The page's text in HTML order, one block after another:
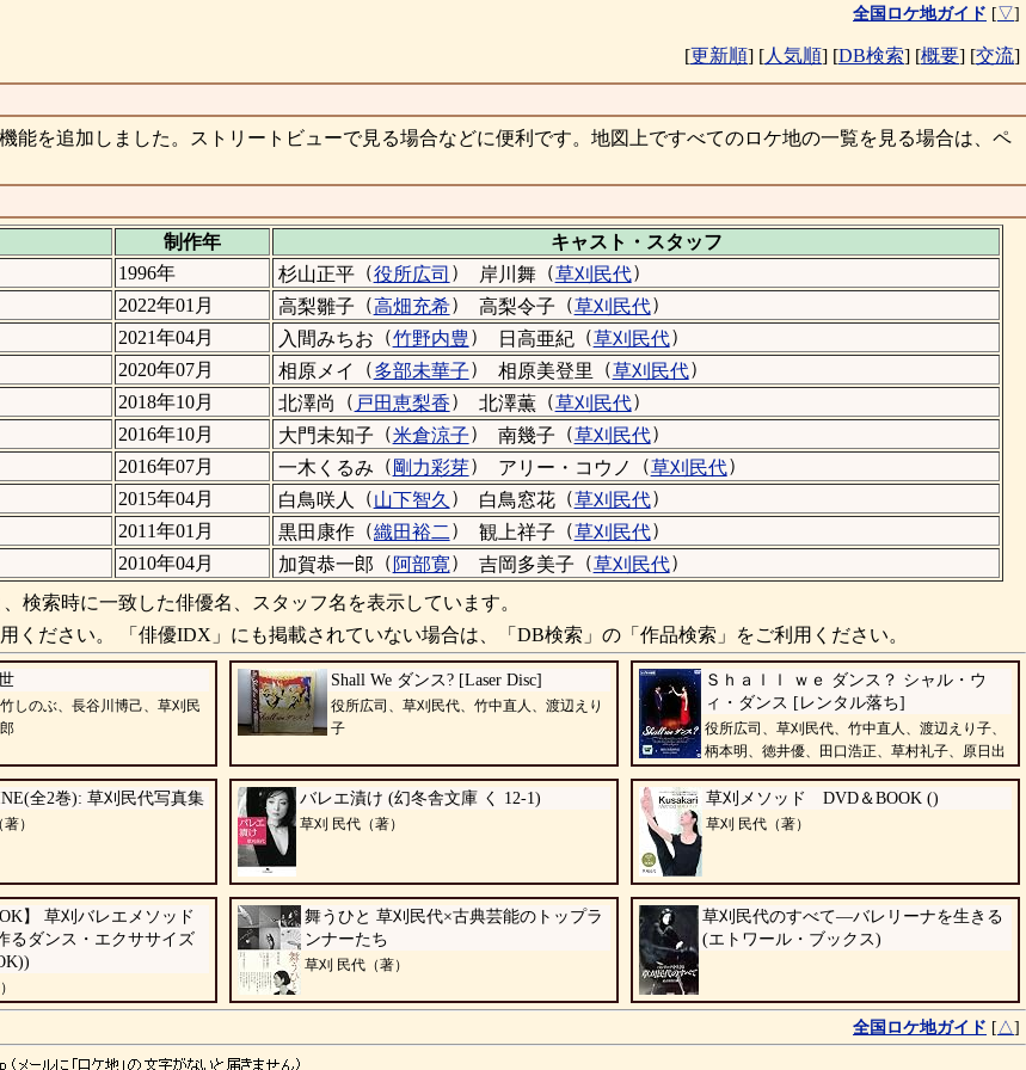
全国ロケ地ガイド [▽]
[更新順] [人気順] [DB検索] [概要] [交流]
能を追加しました。ストリートビューで見る場合などに便利です。地図上ですべてのロケ地の一覧を見る場合は、ペ
制作年 キャスト・ スタッフ
1996年 杉山正平（役所広司 ） 岸川舞（草刈民代）
2022年01月 高梨雛子 （高畑充希） 高梨令子 （草刈民代）
2021年04月 入間みちお （竹野内豊） 日高亜紀 （草刈民代）
2020年07月 相原メイ （多部未華子） 相原美登里 （草刈民代）
2018年10月 北澤尚 （ 戸田恵梨香） 北澤薫（草刈民代）
2016年10月 大門未知子 （米倉涼子） 南幾子 （草刈民代）
2016年07月 一木くるみ （ 剛力彩芽） アリー・コウノ （草刈民代）
2015年04月 白鳥咲人 （山下智久 ） 白鳥窓花（草刈民代）
2011年01月 黒田康作（織田裕二 ） 観上祥子 （草刈民代）
2010年04月 加賀恭一郎 （ 阿部寛） 吉岡多美子 （草刈民代）
索時に一致した俳優名、スタッフ名を表示しています。
ださい。 「俳優IDX」にも掲載されていない場合は、「DB検索」の「作品検索」をご利用ください。
しのぶ、長谷川博己、草刈民
Shall We ダンス? [Laser Disc]
役所広司、草刈民代、竹中直人、渡辺えり
子
Ｓｈａｌｌ ｗｅ ダンス？ シャル・ウ
ィ・ダンス [レンタル落ち]
役所広司、草刈民代、竹中直人、渡辺えり子、
柄本明、徳井優、田口浩正、草村礼子、原日出
全2巻): 草刈民代写真集
）
バレエ漬け (幻冬舎文庫 く 12-1)
草刈 民代（著）
草刈メソッド DVD＆BOOK ()
草刈 民代（著）
】 草刈バレエメソッド
るダンス・エクササイズ
舞うひと 草刈民代×古典芸能のトップラ
ンナーたち
草刈 民代（著）
草刈民代のすべて―バレリーナを生きる
(エトワール・ブックス)
全国ロケ地ガイド [△]